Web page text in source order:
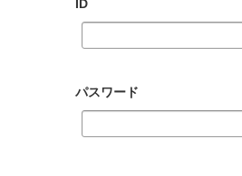
ID
パスワード